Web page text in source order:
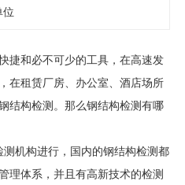
位
捷和必不可少的工具，在高速发
在租赁厂房、办公室、酒店场所
结构检测。那么钢结构检测有哪
测机构进行，国内的钢结构检测都
理体系，并且有高新技术的检测